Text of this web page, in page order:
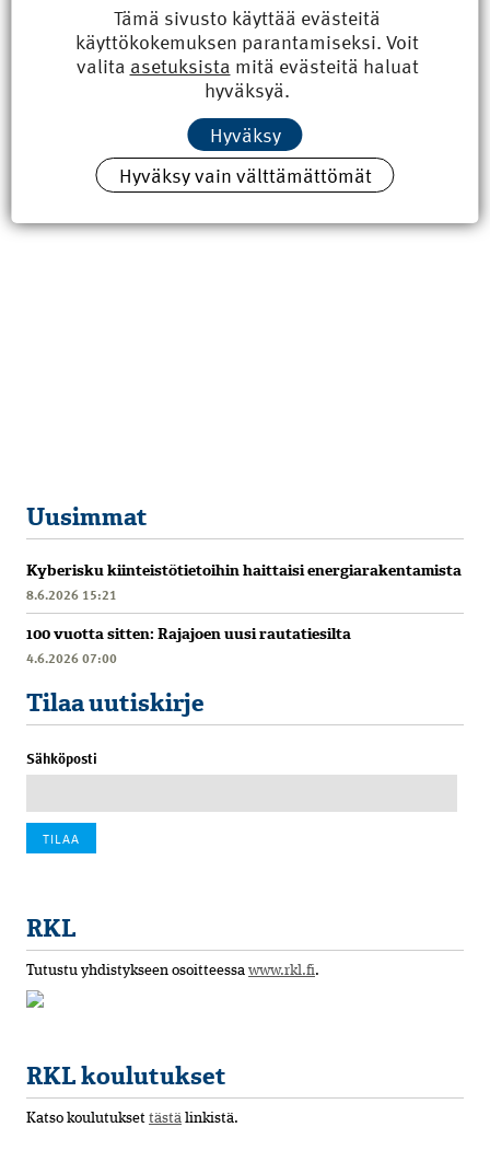
Kotkan Jokipuistolle tunnustus
Jokipuisto Kotkan Karhulassa sai Vuoden 2015 Ympäristörakenne -
tunnustuksen. Vuosina 2012–2015 rakennettu puisto on
runsaudensarvi korkealaatuisesti toteutettuja kasvi-, kivi- ja
Uusimmat
Kyberisku kiinteistötietoihin haittaisi energiarakentamista
8.6.2026 15:21
100 vuotta sitten: Rajajoen uusi rautatiesilta
4.6.2026 07:00
Tilaa uutiskirje
Sähköposti
RKL
Tutustu yhdistykseen osoitteessa www.rkl.fi.
RKL koulutukset
Katso koulutukset tästä linkistä.
Tämä sivusto käyttää evästeitä
käyttökokemuksen parantamiseksi. Voit
valita asetuksista mitä evästeitä haluat
hyväksyä.
Hyväksy
Hyväksy vain välttämättömät